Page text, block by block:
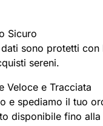
Sicuro
sono protetti con
sereni.
Veloce e Tracciata
e spediamo il tuo
disponibile fino alla